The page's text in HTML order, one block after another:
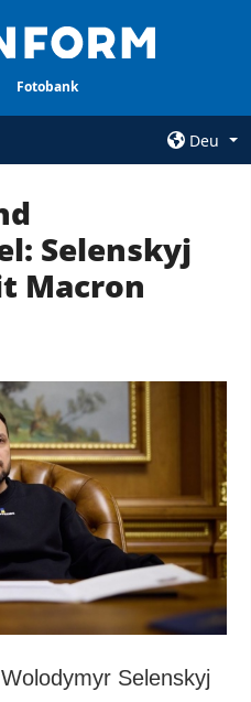
Fotobank
Deu
AGENTUR
Über uns
Politik zur
Vertraulichkeit
und zum Schutz
personenbezogener
Daten
Selenskyj
Macron
Selenskyj